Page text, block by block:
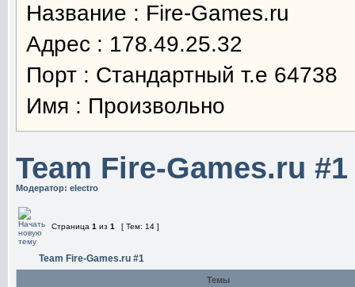
Название : Fire-Games.ru
Адрес : 178.49.25.32
Порт : Стандартный т.е 64738
Имя : Произвольно
Team Fire-Games.ru #1
Модератор: electro
Страница 1 из 1 [ Тем: 14 ]
Team Fire-Games.ru #1
Темы